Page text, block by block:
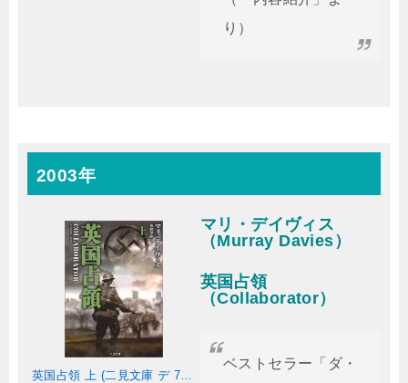
り）
2003年
英国占領 上 (二見文庫 デ 7-2 ザ・ミステリ・コレクション)
マリ・デイヴィス
（Murray Davies）
英国占領
（Collaborator）
ベストセラー「ダ・